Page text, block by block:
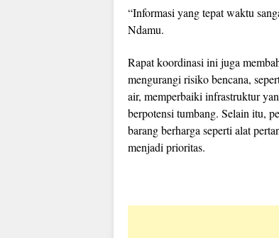
“Informasi yang tepat waktu
Ndamu.
Rapat koordinasi ini juga
mengurangi risiko bencana,
air, memperbaiki infrastruktur
berpotensi tumbang. Selain itu,
barang berharga seperti alat
menjadi prioritas.